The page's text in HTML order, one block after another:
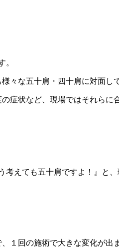
。
々な五十肩・四十肩に対面し
の症状など、現場ではそれらに
考えても五十肩ですよ！』と
１回の施術で大きな変化が出